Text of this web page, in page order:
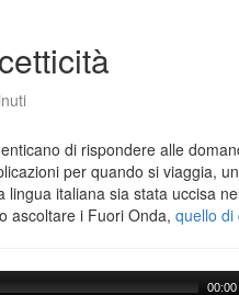
di rispondere alle
per quando si viaggia,
lingua italiana sia stata uccisa
ascoltare i Fuori Onda, quello di
00:00